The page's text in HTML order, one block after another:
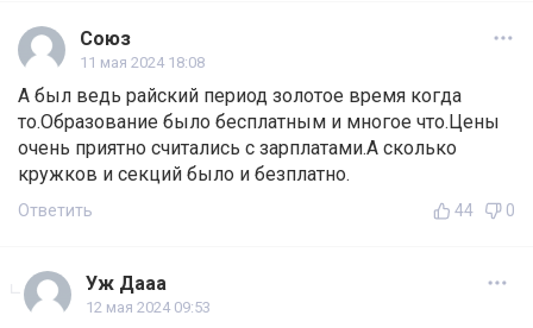
Союз
11 мая 2024 18:08
А был ведь райский период золотое время когда
то.Образование было бесплатным и многое что.Цены
очень приятно считались с зарплатами.А сколько
кружков и секций было и безплатно.
Ответить 44 0
Уж Дааа
12 мая 2024 09:53